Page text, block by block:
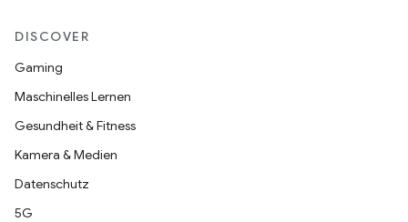
DISCOVER
Gaming
Maschinelles Lernen
Gesundheit & Fitness
Kamera & Medien
Datenschutz
5G